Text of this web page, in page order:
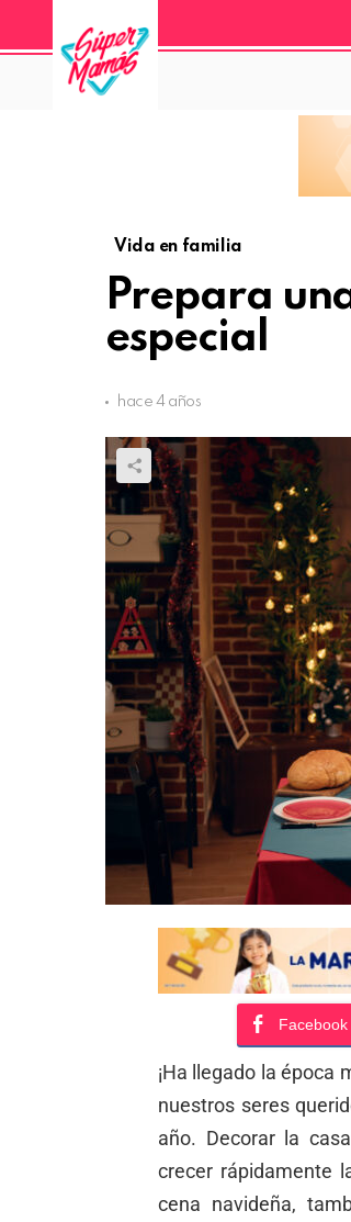
Vida en familia
Prepara
especial
hace 4 años
Facebook
¡Ha llegado la época
nuestros seres
año. Decorar la
crecer rápidamente
cena navideña,